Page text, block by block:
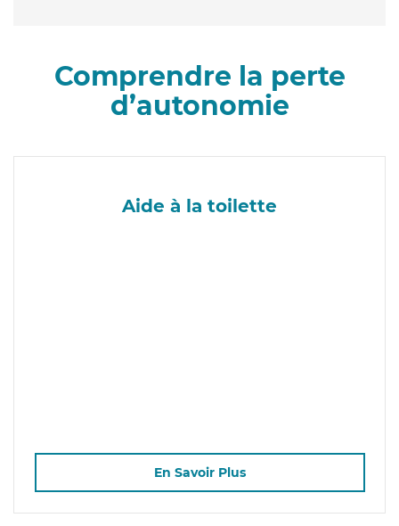
Comprendre la perte
d’autonomie
Aide à la toilette
En Savoir Plus